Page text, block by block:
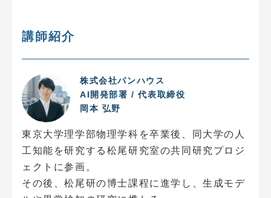
講師紹介
株式会社パンハウス
AI開発部署 / 代表取締役
岡本 弘野
東京大学理学部物理学科を卒業後、同大学の人
工知能を研究する松尾研究室の共同研究プロジ
ェクトに参画。
その後、松尾研の博士課程に進学し、生成モデ